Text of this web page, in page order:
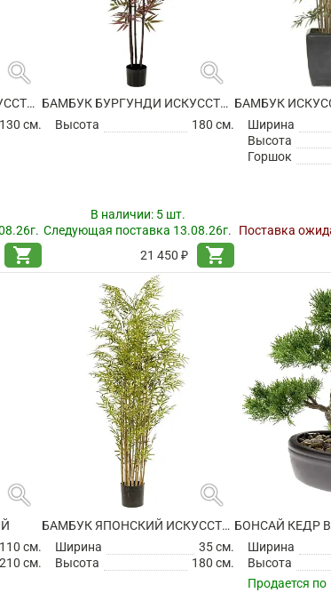
search
БАМБУК БУРГУНДИ ИСКУССТВЕННЫЙ
130 см.
shopping_cart
search
БАМБУК БУРГУНДИ ИСКУССТВЕННЫЙ
Высота
180 см.
В наличии: 5 шт.
Следующая поставка 13.08.26г.
21 450 ₽
shopping_cart
Ширина
Высота
Горшок
Поставка
search
110 см.
210 см.
search
БАМБУК ЯПОНСКИЙ ИСКУССТВЕННЫЙ
Ширина
35 см.
Высота
180 см.
Ширина
Высота
Продается по